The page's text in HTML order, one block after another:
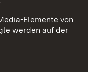
Elemente von
werden auf der